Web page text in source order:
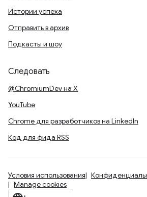
Истории успеха
Отправить в архив
Подкасты и шоу
Следовать
@ChromiumDev на X
YouTube
Chrome для разработчиков на LinkedIn
Код для фида RSS
Условия использования
Manage cookies